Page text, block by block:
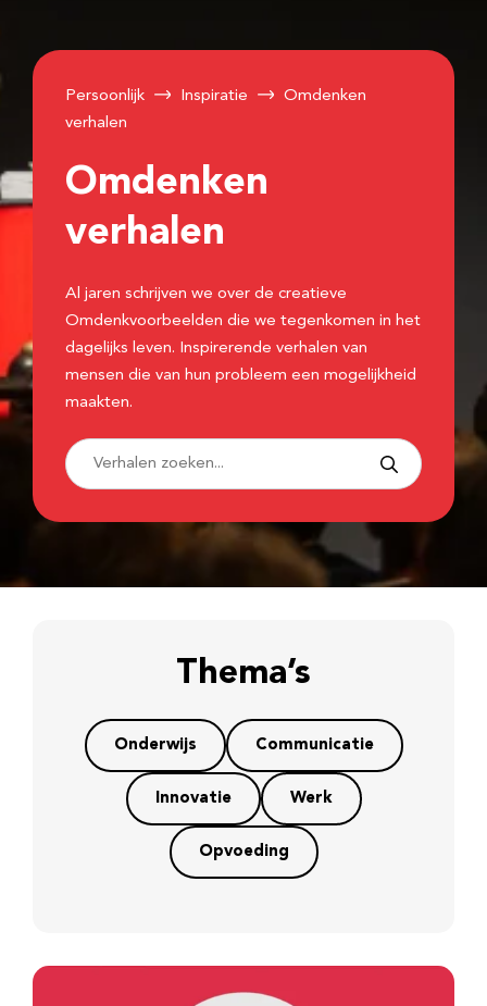
Persoonlijk Inspiratie
Omdenken
verhalen
Omdenken
verhalen
Al jaren schrijven we over de creatieve
Omdenkvoorbeelden die we tegenkomen in het
dagelijks leven. Inspirerende verhalen van
mensen die van hun probleem een mogelijkheid
maakten.
Thema’s
Onderwijs Communicatie
Innovatie Werk
Opvoeding